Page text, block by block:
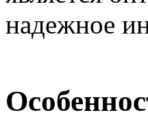
надежное